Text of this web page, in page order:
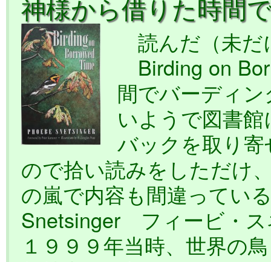
神様から借りた時間
読んだ（未だ
Birding on
間でバーディ
いようで図書
バックを取り
ので拾い読みをしただけ
の嵐で内容も間違って
Snetsinger フィービ・
１９９９年当時、世界の